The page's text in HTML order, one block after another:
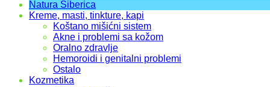
Natura Siberica
Kreme, masti, tinkture, kapi
Koštano mišićni sistem
Akne i problemi sa kožom
Oralno zdravlje
Hemoroidi i genitalni problemi
Ostalo
Kozmetika